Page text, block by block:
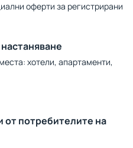
оферти за регистрирани
хотели, апартаменти,
от потребителите на